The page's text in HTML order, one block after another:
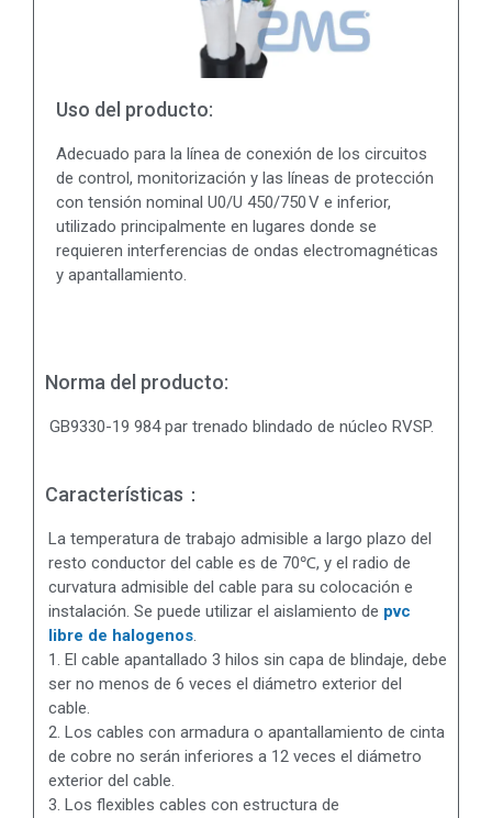
Uso del producto:
Adecuado para la línea de conexión de los circuitos
de control, monitorización y las líneas de protección
con tensión nominal U0/U 450/750 V e inferior,
utilizado principalmente en lugares donde se
requieren interferencias de ondas electromagnéticas
y apantallamiento.
Norma del producto:
GB9330-19 984 par trenado blindado de núcleo RVSP.
Características：
La temperatura de trabajo admisible a largo plazo del
resto conductor del cable es de 70℃, y el radio de
curvatura admisible del cable para su colocación e
instalación. Se puede utilizar el aislamiento de pvc
libre de halogenos.
1. El cable apantallado 3 hilos sin capa de blindaje, debe
ser no menos de 6 veces el diámetro exterior del
cable.
2. Los cables con armadura o apantallamiento de cinta
de cobre no serán inferiores a 12 veces el diámetro
exterior del cable.
3. Los flexibles cables con estructura de